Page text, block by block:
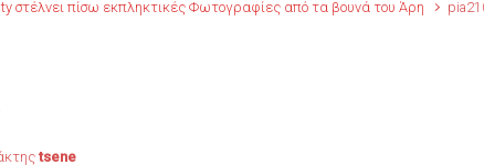
στέλνει πίσω εκπληκτικές Φωτογραφίες από τα βουνά του Άρη
tsene